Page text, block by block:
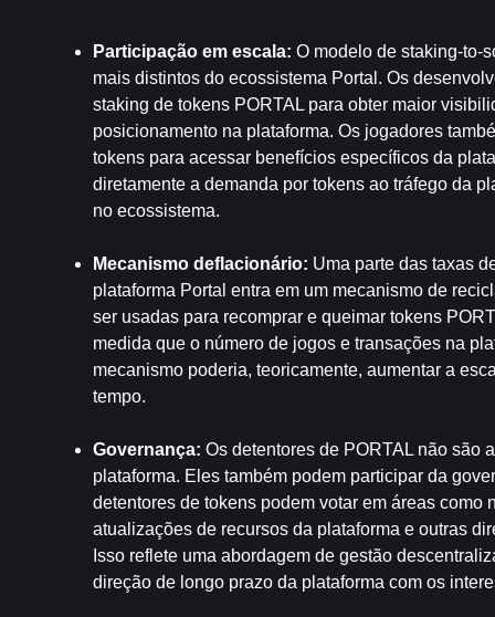
Participação em escala: O modelo de staking-to-
mais distintos do ecossistema Portal. Os
staking de tokens PORTAL para obter maior
posicionamento na plataforma. Os jogadores
tokens para acessar benefícios específicos da
diretamente a demanda por tokens ao tráfego da
no ecossistema.
Mecanismo deflacionário: Uma parte das taxas
plataforma Portal entra em um mecanismo de
ser usadas para recomprar e queimar tokens
medida que o número de jogos e transações na
mecanismo poderia, teoricamente, aumentar a
tempo.
Governança: Os detentores de PORTAL não são
plataforma. Eles também podem participar da
detentores de tokens podem votar em áreas como
atualizações de recursos da plataforma e outras
Isso reflete uma abordagem de gestão
direção de longo prazo da plataforma com os